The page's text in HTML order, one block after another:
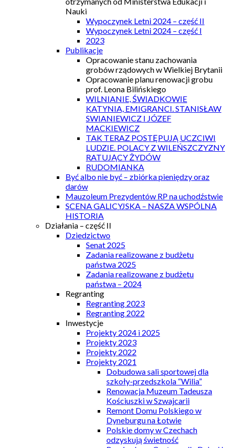
Nauki
Wypoczynek Letni 2024 – część II
Wypoczynek Letni 2024 – część I
2023
Publikacje
Opracowanie stanu zachowania
grobów rządowych w Wielkiej Brytanii
Opracowanie planu renowacji grobu
prof. Leona Bilińskiego
WILNIANIE, ŚWIADKOWIE
KATYNIA, EMIGRANCI. STANISŁAW
SWIANIEWICZ I JÓZEF
MACKIEWICZ
TAK TERAZ POSTĘPUJĄ UCZCIWI
LUDZIE. POLACY Z WILEŃSZCZYZNY
RATUJĄCY ŻYDÓW
RUDOMIANKA
Być albo nie być – zbiórka pieniędzy oraz
darów
Mauzoleum Prezydentów RP na uchodźstwie
SCENA GALICYJSKA – NASZA WSPÓLNA
HISTORIA
Działania – część II
Dziedzictwo
Senat 2025
Zadania realizowane z budżetu
państwa 2025
Zadania realizowane z budżetu
państwa – 2024
Regranting
Regranting 2023
Regranting 2022
Inwestycje
Projekty 2024 i 2025
Projekty 2023
Projekty 2022
Projekty 2021
Dobudowa sali sportowej dla
szkoły-przedszkola “Wilia”
Renowacja Muzeum Tadeusza
Kościuszki w Szwajcarii
Remont Domu Polskiego w
Dyneburgu na Łotwie
Polskie domy w Czechach
odzyskują świetność